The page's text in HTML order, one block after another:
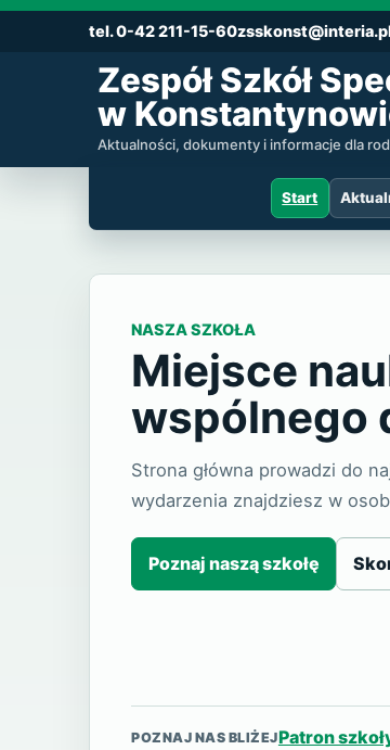
tel. 0-42 211-15-60
Zespół Szkół
w
Aktualności, dokumenty i informacje dla
Start
Zespół
NASZA SZKOŁA
Miejsce
wspólnego
Strona główna prowadzi do
wydarzenia znajdziesz w
Poznaj naszą szkołę
POZNAJ NAS BLIŻEJPatron